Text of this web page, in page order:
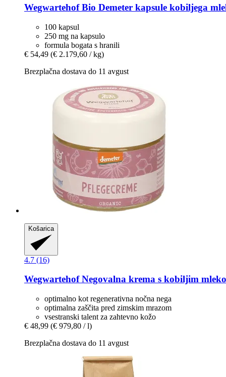
WegwartehofBio Demeter kapsule kobiljega
100 kapsul
250 mg na kapsulo
formula bogata s hranili
€ 54,49 (€ 2.179,60 / kg)
Brezplačna dostava do 11 avgust
Košarica
4.7 (16)
WegwartehofNegovalna krema s kobiljim
optimalno kot regenerativna nočna nega
optimalna zaščita pred zimskim mrazom
vsestranski talent za zahtevno kožo
€ 48,99 (€ 979,80 / l)
Brezplačna dostava do 11 avgust